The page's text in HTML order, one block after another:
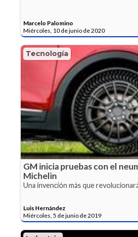
Marcelo Palomino
Miércoles, 10 de junio de 2020
Tecnología
GM inicia pruebas con el
Michelin
Una invención más que
Luis Hernández
Miércoles, 5 de junio de 2019